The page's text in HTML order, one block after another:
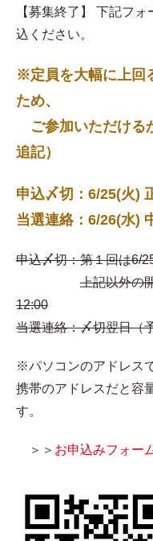
【募集終了】 下記フ
込ください。
※定員を大幅に上回
ため、
ご参加いただける
追記）
申込〆切：6/25(火)
当選連絡：6/26(水)
申込〆切：第１回は6/
上記以外の
12:00
当選連絡：〆切翌日（
※パソコンのアドレス
携帯のアドレスだと容
す。
＞＞ お申込みフォー